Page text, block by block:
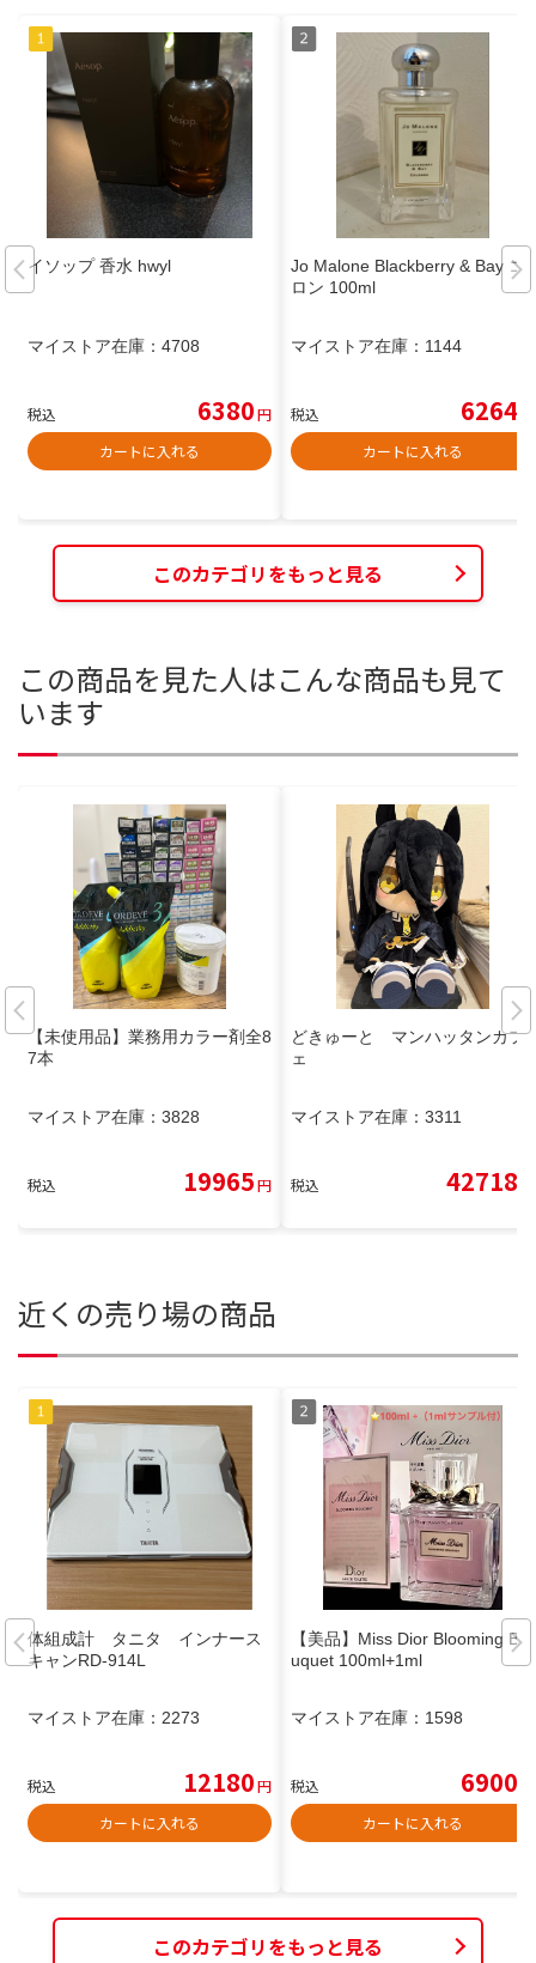
イソップ 香水 hwyl
マイストア在庫： 4708
税込 6380円
カートに入れる
Jo Malone Blackberry & Bay コ
ロン 100ml
マイストア在庫： 1144
税込 6264
カートに入れる
このカテゴリをもっと見る
この商品を見た人はこんな商品も見て
います
【未使用品】業務用カラー剤全8
7本
マイストア在庫： 3828
税込 19965円
どきゅーと マンハッタンカフ
ェ
マイストア在庫： 3311
税込 42718
近くの売り場の商品
体組成計 タニタ インナース
キャンRD-914L
マイストア在庫： 2273
税込 12180円
カートに入れる
【美品】Miss Dior Blooming Bo
uquet 100ml+1ml
マイストア在庫： 1598
税込 6900
カートに入れる
このカテゴリをもっと見る